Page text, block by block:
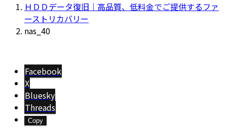
ＨＤＤデータ復旧｜高品質、低料金でご提供するファ
ーストリカバリー
nas_40
Facebook
X
Bluesky
Threads
Copy